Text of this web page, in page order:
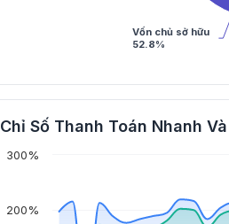
Vốn chủ sở hữu
52.8%
Chỉ Số Thanh Toán Nhanh
200%
300%